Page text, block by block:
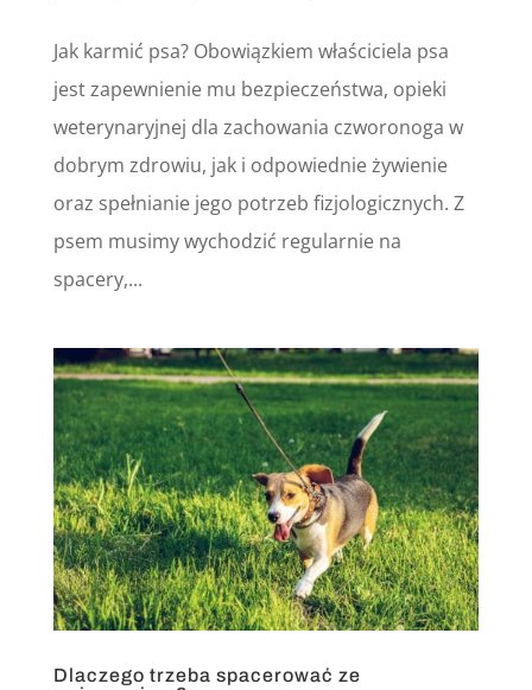
Jak karmić psa? Obowiązkiem właściciela psa
jest zapewnienie mu bezpieczeństwa, opieki
weterynaryjnej dla zachowania czworonoga w
dobrym zdrowiu, jak i odpowiednie żywienie
oraz spełnianie jego potrzeb fizjologicznych. Z
psem musimy wychodzić regularnie na
spacery,...
Dlaczego trzeba spacerować ze